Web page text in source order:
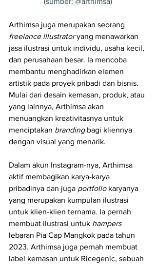
Arthimsa juga merupakan seorang
freelance illustrator yang menawarkan
jasa ilustrasi untuk individu, usaha kecil,
dan perusahaan besar. Ia mencoba
membantu menghadirkan elemen
artistik pada proyek pribadi dan bisnis.
Mulai dari desain kemasan, produk, atau
yang lainnya, Arthimsa akan
menuangkan kreativitasnya untuk
menciptakan branding bagi kliennya
dengan visual yang menarik.
Dalam akun Instagram-nya, Arthimsa
aktif membagikan karya-karya
pribadinya dan juga portfolio karyanya
yang merupakan kumpulan ilustrasi
untuk klien-klien ternama. Ia pernah
membuat ilustrasi untuk hampers
lebaran Pia Cap Mangkok pada tahun
2023. Arthimsa juga pernah membuat
label kemasan untuk Ricegenic, sebuah